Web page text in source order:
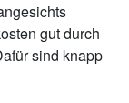
gut durch
sind knapp